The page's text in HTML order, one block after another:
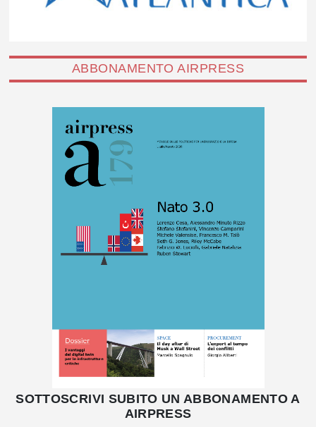
ABBONAMENTO AIRPRESS
SOTTOSCRIVI SUBITO UN ABBONAMENTO A
AIRPRESS